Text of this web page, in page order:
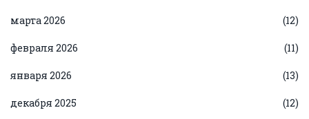
марта 2026 (12)
февраля 2026 (11)
января 2026 (13)
декабря 2025 (12)